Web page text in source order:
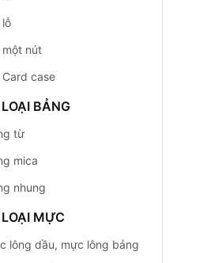
lỗ
một nút
Card case
BẢNG
từ
mica
nhung
MỰC
lông dầu, mực lông bảng